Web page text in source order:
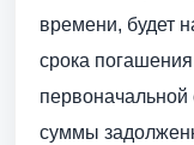
времени, будет
срока
суммы